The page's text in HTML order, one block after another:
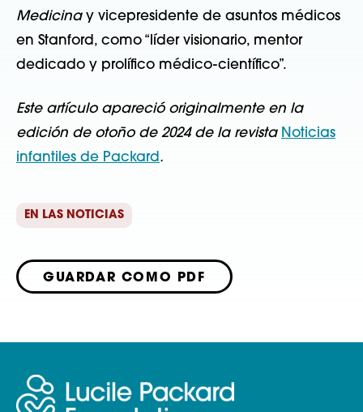
Medicinay vicepresidente de asuntos médicos
en Stanford, como “líder visionario, mentor
dedicado y prolífico médico-científico”.
Este artículo apareció originalmente en la
edición de otoño de 2024 de la revista Noticias
infantiles de Packard.
EN LAS NOTICIAS
GUARDAR COMO PDF